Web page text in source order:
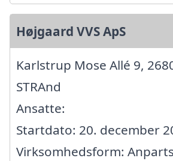
Højgaard VVS ApS
Karlstrup Mose Allé 9,
STRAnd
Ansatte:
Startdato: 20. december
Virksomhedsform: